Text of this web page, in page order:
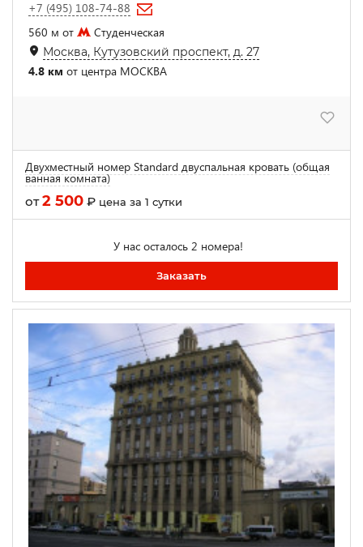
+7 (495) 108-74-88
560 м от
Студенческая
Москва, Кутузовский проспект, д. 27
4.8 км от центра МОСКВА
Двухместный номер Standard двуспальная кровать (общая
ванная комната)
от2 500 ₽ цена за 1 сутки
У нас осталось 2 номера!
Заказать